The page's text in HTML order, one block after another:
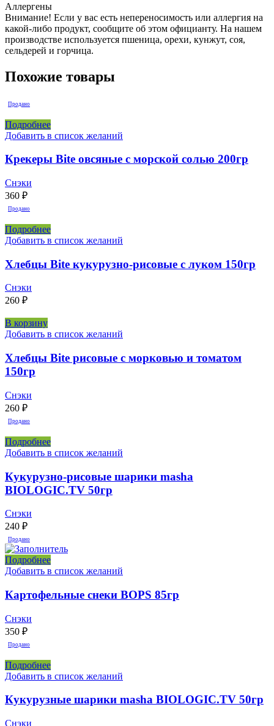
Аллергены
Внимание! Если у вас есть непереносимость или аллергия на
какой-либо продукт, сообщите об этом официанту. На нашем
производстве используется пшеница, орехи, кунжут, соя,
сельдерей и горчица.
Похожие товары
Продано
Подробнее
Добавить в список желаний
Крекеры Bite овсяные с морской солью 200гр
Снэки
360 ₽
Продано
Подробнее
Добавить в список желаний
Хлебцы Bite кукурузно-рисовые с луком 150гр
Снэки
260 ₽
В корзину
Добавить в список желаний
Хлебцы Bite рисовые с морковью и томатом
150гр
Снэки
260 ₽
Продано
Подробнее
Добавить в список желаний
Кукурузно-рисовые шарики masha
BIOLOGIC.TV 50гр
Снэки
240 ₽
Продано
Подробнее
Добавить в список желаний
Картофельные снеки BOPS 85гр
Снэки
350 ₽
Продано
Подробнее
Добавить в список желаний
Кукурузные шарики masha BIOLOGIC.TV 50гр
Снэки